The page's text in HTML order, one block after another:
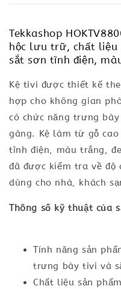
Tekkashop
hộc lưu trữ, chất liệu
sắt sơn tĩnh điện,
Kệ tivi được thiết kế
hợp cho không gian
có chức năng trưng
gàng. Kệ làm từ gỗ
tĩnh điện, màu trắng,
đã được kiểm tra về độ
dùng cho nhà, khách
Thông số kỹ thuật của
Tính năng sản
trưng bày tivi và
Chất liệu sản